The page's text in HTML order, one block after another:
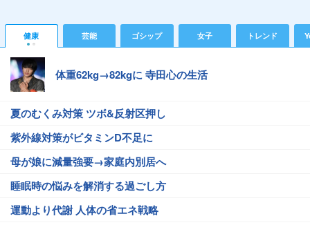
健康 芸能 ゴシップ 女子 トレンド
体重62kg→82kgに 寺田心の生活
夏のむくみ対策 ツボ&反射区押し
紫外線対策がビタミンD不足に
母が娘に減量強要→家庭内別居へ
睡眠時の悩みを解消する過ごし方
運動より代謝 人体の省エネ戦略